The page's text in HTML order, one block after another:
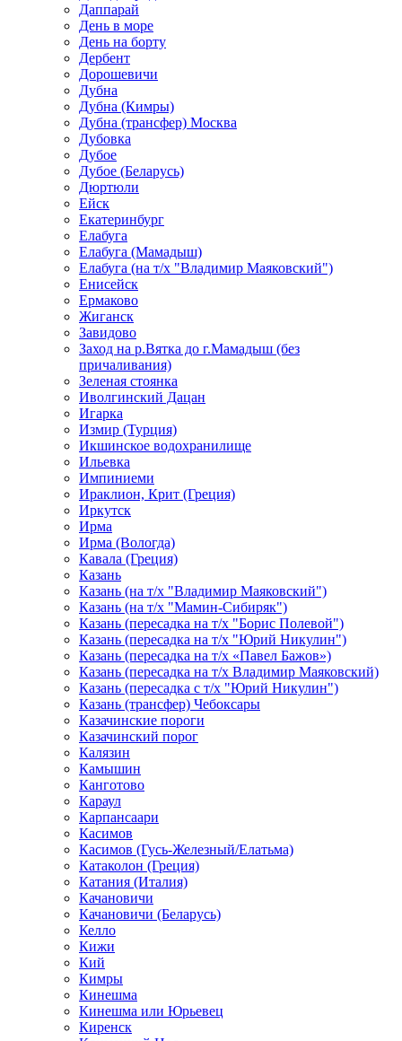
Даппарай
День в море
День на борту
Дербент
Дорошевичи
Дубна
Дубна (Кимры)
Дубна (трансфер) Москва
Дубовка
Дубое
Дубое (Беларусь)
Дюртюли
Ейск
Екатеринбург
Елабуга
Елабуга (Мамадыш)
Елабуга (на т/х "Владимир Маяковский")
Енисейск
Ермаково
Жиганск
Завидово
Заход на р.Вятка до г.Мамадыш (без
причаливания)
Зеленая стоянка
Иволгинский Дацан
Игарка
Измир (Турция)
Икшинское водохранилище
Ильевка
Импиниеми
Ираклион, Крит (Греция)
Иркутск
Ирма
Ирма (Вологда)
Кавала (Греция)
Казань
Казань (на т/х "Владимир Маяковский")
Казань (на т/х "Мамин-Сибиряк")
Казань (пересадка на т/х "Борис Полевой")
Казань (пересадка на т/х "Юрий Никулин")
Казань (пересадка на т/х «Павел Бажов»)
Казань (пересадка на т/х Владимир Маяковский)
Казань (пересадка с т/х "Юрий Никулин")
Казань (трансфер) Чебоксары
Казачинские пороги
Казачинский порог
Калязин
Камышин
Канготово
Караул
Карпансаари
Касимов
Касимов (Гусь-Железный/Елатьма)
Катаколон (Греция)
Катания (Италия)
Качановичи
Качановичи (Беларусь)
Келло
Кижи
Кий
Кимры
Кинешма
Кинешма или Юрьевец
Киренск